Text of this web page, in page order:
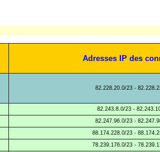
Adresses IP des
82.228.20.0/23 -
82.243.8.0/23 -
82.247.96.0/23 -
88.174.228.0/23 -
78.239.176.0/23 -